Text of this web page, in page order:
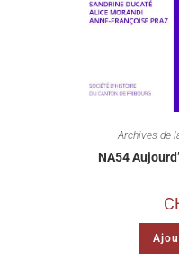
Archives de
NA54